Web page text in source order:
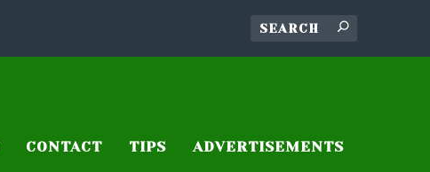
CONTACT TIPS ADVERTISEMENTS